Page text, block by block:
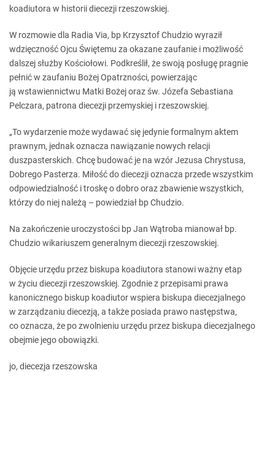
koadiutora w historii diecezji rzeszowskiej.
W rozmowie dla Radia Via, bp Krzysztof Chudzio wyraził
wdzięczność Ojcu Świętemu za okazane zaufanie i możliwość
dalszej służby Kościołowi. Podkreślił, że swoją posługę pragnie
pełnić w zaufaniu Bożej Opatrzności, powierzając
ją wstawiennictwu Matki Bożej oraz św. Józefa Sebastiana
Pelczara, patrona diecezji przemyskiej i rzeszowskiej.
„To wydarzenie może wydawać się jedynie formalnym aktem
prawnym, jednak oznacza nawiązanie nowych relacji
duszpasterskich. Chcę budować je na wzór Jezusa Chrystusa,
Dobrego Pasterza. Miłość do diecezji oznacza przede wszystkim
odpowiedzialność i troskę o dobro oraz zbawienie wszystkich,
którzy do niej należą – powiedział bp Chudzio.
Na zakończenie uroczystości bp Jan Wątroba mianował bp.
Chudzio wikariuszem generalnym diecezji rzeszowskiej.
Objęcie urzędu przez biskupa koadiutora stanowi ważny etap
w życiu diecezji rzeszowskiej. Zgodnie z przepisami prawa
kanonicznego biskup koadiutor wspiera biskupa diecezjalnego
w zarządzaniu diecezją, a także posiada prawo następstwa,
co oznacza, że po zwolnieniu urzędu przez biskupa diecezjalnego
obejmie jego obowiązki.
jo, diecezja rzeszowska